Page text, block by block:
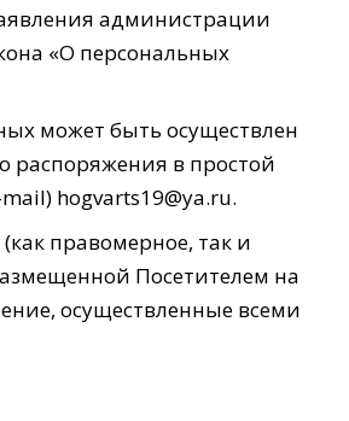
администрации
«О персональных
может быть осуществлен
распоряжения в простой
hogvarts19@ya.ru.
правомерное, так и
Посетителем на
осуществленные всеми